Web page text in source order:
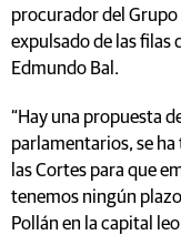
procurador del
expulsado de las filas
Edmundo Bal.
“Hay una propuesta
parlamentarios, se
las Cortes para que
tenemos ningún
Pollán en la capital